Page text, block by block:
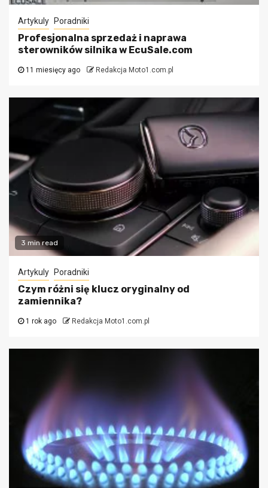
Artykuly Poradniki
Profesjonalna sprzedaż i naprawa
sterowników silnika w EcuSale.com
11 miesięcy ago Redakcja Moto1.com.pl
3 min read
Artykuly Poradniki
Czym różni się klucz oryginalny od
zamiennika?
1 rok ago Redakcja Moto1.com.pl